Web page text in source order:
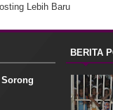
Lebih Baru
BERITA